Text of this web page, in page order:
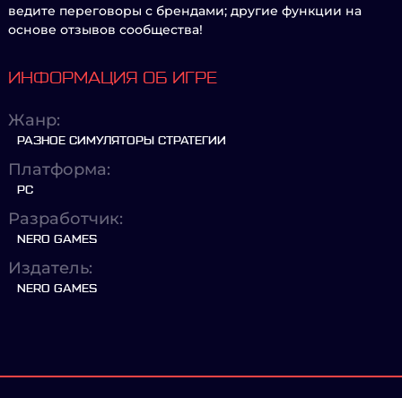
ведите переговоры с брендами; другие функции на
основе отзывов сообщества!
ИНФОРМАЦИЯ ОБ ИГРЕ
Жанр:
РАЗНОЕ СИМУЛЯТОРЫ СТРАТЕГИИ
Платформа:
PC
Разработчик:
NERO GAMES
Издатель:
NERO GAMES